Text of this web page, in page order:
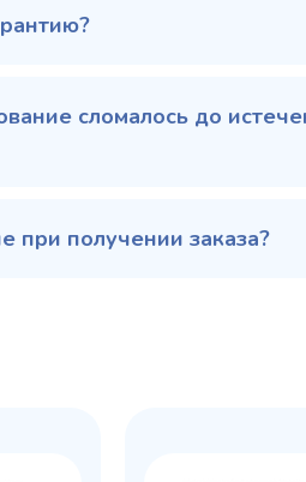
сломалось до
при получении заказа?